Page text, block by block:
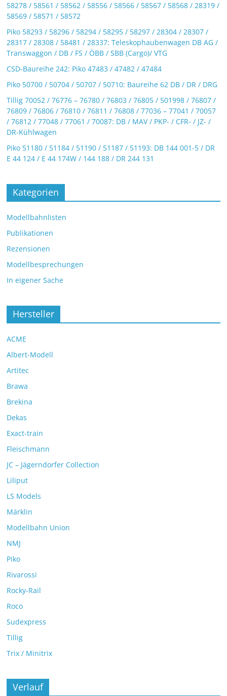
58278 / 58561 / 58562 / 58556 / 58566 / 58567 / 58568 / 28319 /
58569 / 58571 / 58572
Piko 58293 / 58296 / 58294 / 58295 / 58297 / 28304 / 28307 /
28317 / 28308 / 58481 / 28337: Teleskophaubenwagen DB AG /
Transwaggon / DB / FS / ÖBB / SBB (Cargo)/ VTG
CSD-Baureihe 242: Piko 47483 / 47482 / 47484
Piko 50700 / 50704 / 50707 / 50710: Baureihe 62 DB / DR / DRG
Tillig 70052 / 76776 – 76780 / 76803 / 76805 / 501998 / 76807 /
76809 / 76806 / 76810 / 76811 / 76808 / 77036 – 77041 / 70057
/ 76812 / 77048 / 77061 / 70087: DB / MAV / PKP- / CFR- / JZ- /
DR-Kühlwagen
Piko 51180 / 51184 / 51190 / 51187 / 51193: DB 144 001-5 / DR
E 44 124 / E 44 174W / 144 188 / DR 244 131
Kategorien
Modellbahnlisten
Publikationen
Rezensionen
Modellbesprechungen
In eigener Sache
Hersteller
ACME
Albert-Modell
Artitec
Brawa
Brekina
Dekas
Exact-train
Fleischmann
JC – Jägerndorfer Collection
Liliput
LS Models
Märklin
Modellbahn Union
NMJ
Piko
Rivarossi
Rocky-Rail
Roco
Sudexpress
Tillig
Trix / Minitrix
Verlauf